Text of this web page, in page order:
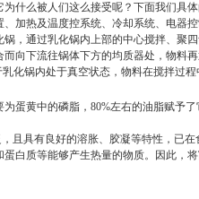
什么被人们这么接受呢？下面我们具体
加热及温度控系统、冷却系统、电器控
，通过乳化锅内上部的中心搅拌、聚
向下流往锅体下方的均质器处，物料
化锅内处于真空状态，物料在搅拌过程
蛋黄中的磷脂，80%左右的油脂赋予
且具有良好的溶胀、胶凝等特性，已
白质等能够产生热量的物质。因此，